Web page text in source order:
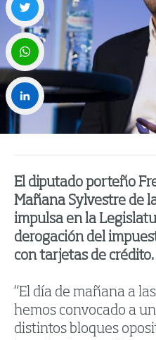
El diputado porteño
Mañana Sylvestre de
impulsa en la
derogación del
con tarjetas de crédito.
“El día de mañana a
hemos convocado a
distintos bloques
Twitter
WhatsApp